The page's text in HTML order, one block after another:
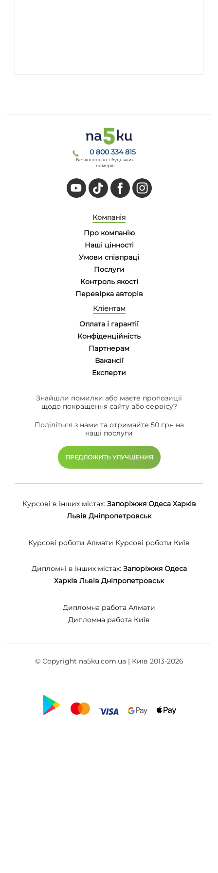
0 800 334 815
Безкоштовно з будь-яких
номерів
Компанія
Про компанію
Наші цінності
Умови співпраці
Послуги
Контроль якості
Перевірка авторів
Кліентам
Оплата і гарантії
Конфіденційність
Партнерам
Вакансії
Eксперти
Знайшли помилки або маєте пропозиції
щодо покращення сайту або сервісу?
Поділіться з нами та отримайте 50 грн на
наші послуги
ПРЕДЛОЖИТЬ УЛУЧШЕНИЯ
Курсові в інших містах: Запоріжжя Одеса Харків
Львів Дніпропетровськ
Курсові роботи Алмати Курсові роботи Київ
Дипломні в інших містах: Запоріжжя Одеса
Харків Львів Дніпропетровськ
Дипломна работа Алмати
Дипломна работа Київ
© Copyright na5ku.com.ua | Київ 2013-2026